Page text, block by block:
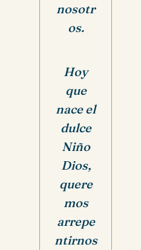
nosotr
os.
Hoy
que
nace el
dulce
Niño
Dios,
quere
mos
arrepe
ntirnos